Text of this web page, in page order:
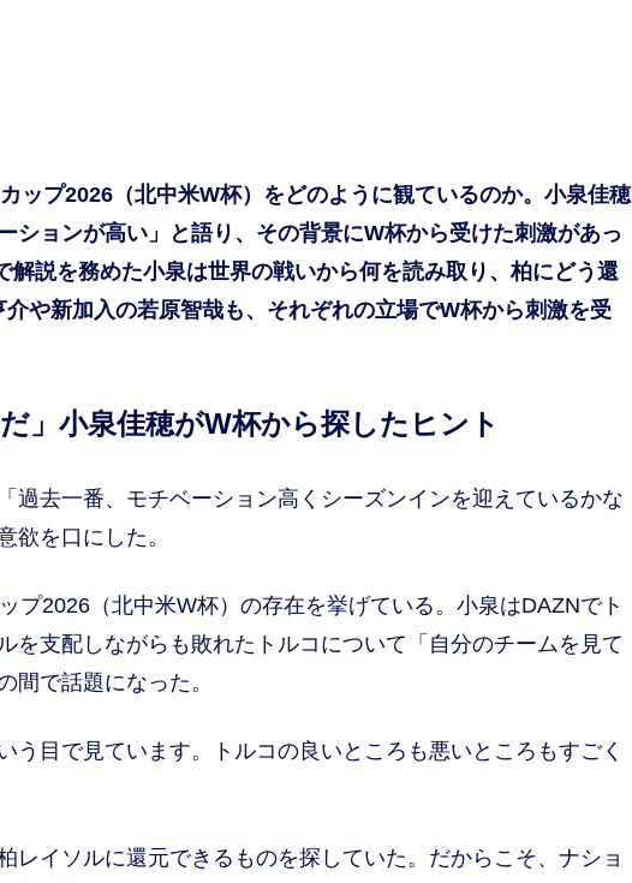
ップ2026（北中米W杯）をどのように観ているのか。小泉佳穂
ションが高い」と語り、その背景にW杯から受けた刺激があっ
説を務めた小泉は世界の戦いから何を読み取り、柏にどう還
や新加入の若原智哉も、それぞれの立場でW杯から刺激を受
だ」小泉佳穂がW杯から探したヒント
去一番、モチベーション高くシーズンインを迎えているかな
欲を口にした。
2026（北中米W杯）の存在を挙げている。小泉はDAZNでト
を支配しながらも敗れたトルコについて「自分のチームを見て
間で話題になった。
う目で見ています。トルコの良いところも悪いところもすごく
イソルに還元できるものを探していた。だからこそ、ナショ